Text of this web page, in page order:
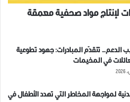
لإنتاج مواد صحفية معمقة
الدعم… تتقدّم المبادرات: جهود تطوعية
في المخيمات
لمواجهة المخاطر التي تهدد الأطفال في